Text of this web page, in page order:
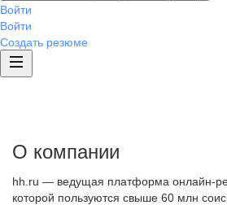
Войти
Войти
Создать резюме
О компании
hh.ru — ведущая платформа онлайн-
которой пользуются свыше 60 млн